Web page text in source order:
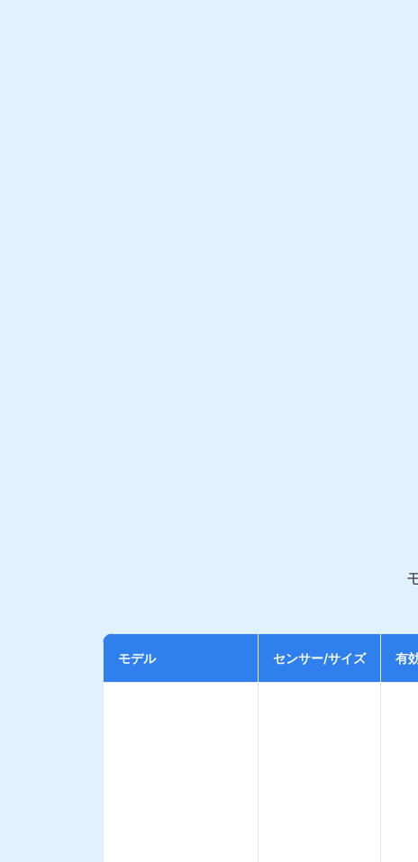
モデル センサー/サイズ 有